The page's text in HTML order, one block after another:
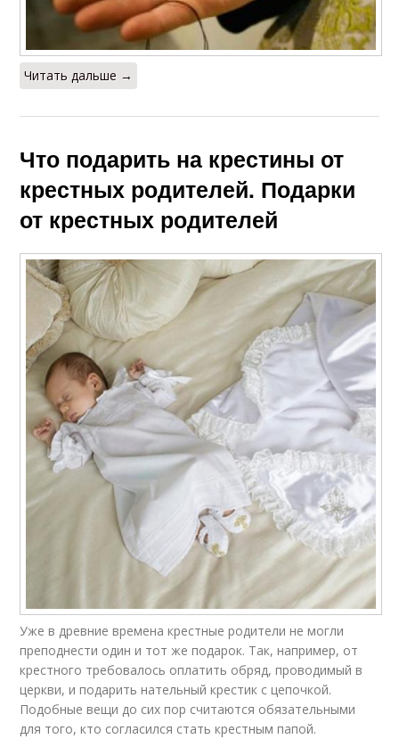
Читать дальше →
Что подарить на крестины от
крестных родителей. Подарки
от крестных родителей
Уже в древние времена крестные родители не могли
преподнести один и тот же подарок. Так, например, от
крестного требовалось оплатить обряд, проводимый в
церкви, и подарить нательный крестик с цепочкой.
Подобные вещи до сих пор считаются обязательными
для того, кто согласился стать крестным папой.